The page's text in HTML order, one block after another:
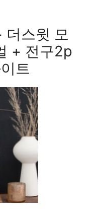
더스윗 모
+ 전구2p
트